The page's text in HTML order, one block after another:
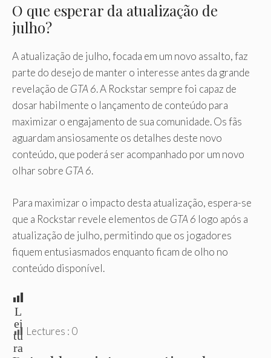
O que esperar da atualização de
julho?
A atualização de julho, focada em um novo assalto, faz
parte do desejo de manter o interesse antes da grande
revelação de GTA 6. A Rockstar sempre foi capaz de
dosar habilmente o lançamento de conteúdo para
maximizar o engajamento de sua comunidade. Os fãs
aguardam ansiosamente os detalhes deste novo
conteúdo, que poderá ser acompanhado por um novo
olhar sobre GTA 6.
Para maximizar o impacto desta atualização, espera-se
que a Rockstar revele elementos de GTA 6 logo após a
atualização de julho, permitindo que os jogadores
fiquem entusiasmados enquanto ficam de olho no
conteúdo disponível.
L
ei
tu
ra
Lectures : 0